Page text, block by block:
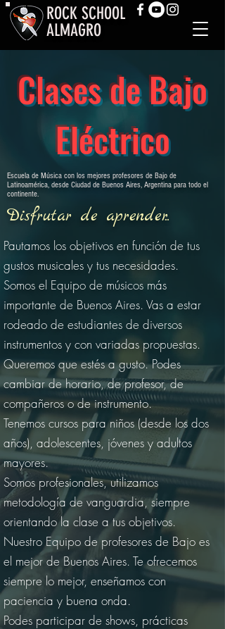
ROCK SCHOOL
ALMAGRO
Clases de Bajo
Eléctrico
Escuela de Música con los mejores profesores de Bajo de
Latinoamérica, desde Ciudad de Buenos Aires, Argentina para todo el
continente.
Disfrutar de aprender...
Pautamos los objetivos en función de tus
gustos musicales y tus necesidades.
Somos el Equipo de músicos más
importante de Buenos Aires. Vas a estar
rodeado de estudiantes de diversos
instrumentos y con variadas propuestas.
Queremos que estés a gusto. Podes
cambiar de horario, de profesor, de
compañeros o de instrumento.
Tenemos cursos para niños (desde los dos
años), adolescentes, jóvenes y adultos
mayores.
Somos profesionales, utilizamos
metodología de vanguardia, siempre
orientando la clase a tus objetivos.
Nuestro Equipo de profesores de Bajo es
el mejor de Buenos Aires. Te ofrecemos
siempre lo mejor, enseñamos con
paciencia y buena onda.
Podes participar de shows, prácticas